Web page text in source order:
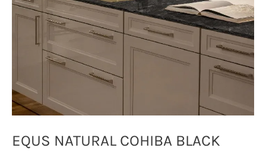
EQUS NATURAL COHIBA BLACK
BLACK